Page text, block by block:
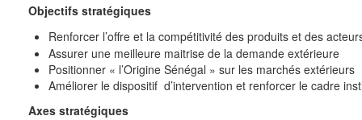
Objectifs stratégiques
Renforcer l’offre et la compétitivité des produits et des
Assurer une meilleure maitrise de la demande extérieure
Positionner « l’Origine Sénégal » sur les marchés extérieurs
Améliorer le dispositif d’intervention et renforcer le cadre
Axes stratégiques